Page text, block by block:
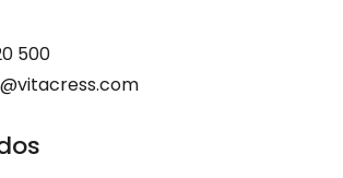
500